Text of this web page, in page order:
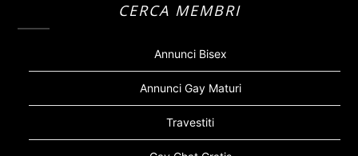
CERCA MEMBRI
Annunci Bisex
Annunci Gay Maturi
Travestiti